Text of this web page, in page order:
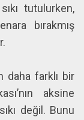
tutulurken,
bırakmış
daha farklı bir
aksine
değil. Bunu